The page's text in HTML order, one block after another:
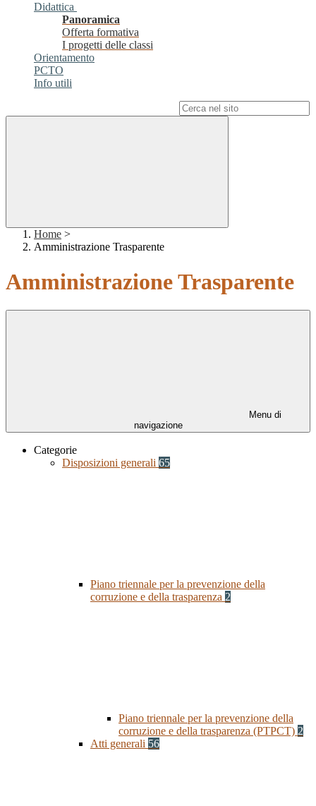
Didattica
Panoramica
Offerta formativa
I progetti delle classi
Orientamento
PCTO
Info utili
Home >
Amministrazione Trasparente
Amministrazione Trasparente
Menu di
navigazione
Categorie
Disposizioni generali 65
Piano triennale per la prevenzione della
corruzione e della trasparenza 2
Piano triennale per la prevenzione della
corruzione e della trasparenza (PTPCT) 2
Atti generali 56